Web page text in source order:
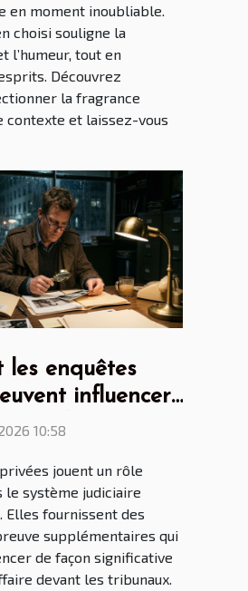
en moment inoubliable.
choisi souligne la
l’humeur, tout en
Découvrez
la fragrance
contexte et laissez-vous
les enquêtes
influencer
judiciaires ?
10:58
jouent un rôle
le système judiciaire
Elles fournissent des
supplémentaires qui
de façon significative
devant les tribunaux.